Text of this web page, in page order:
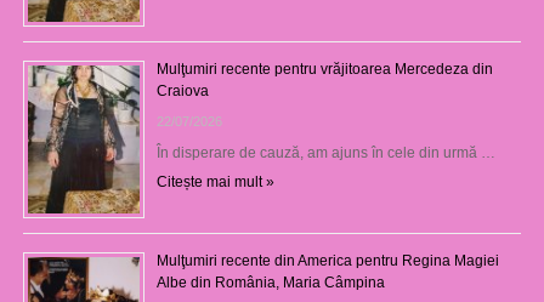
Mulţumiri recente pentru vrăjitoarea Mercedeza din
Craiova
22/07/2026
În disperare de cauză, am ajuns în cele din urmă …
Citește mai mult »
Mulţumiri recente din America pentru Regina Magiei
Albe din România, Maria Câmpina